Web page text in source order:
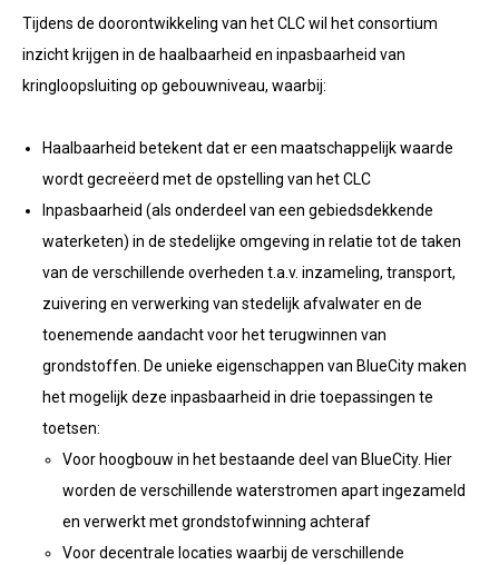
Tijdens de doorontwikkeling van het CLC wil het consortium
inzicht krijgen in de haalbaarheid en inpasbaarheid van
kringloopsluiting op gebouwniveau, waarbij:
Haalbaarheid betekent dat er een maatschappelijk waarde
wordt gecreëerd met de opstelling van het CLC
Inpasbaarheid (als onderdeel van een gebiedsdekkende
waterketen) in de stedelijke omgeving in relatie tot de taken
van de verschillende overheden t.a.v. inzameling, transport,
zuivering en verwerking van stedelijk afvalwater en de
toenemende aandacht voor het terugwinnen van
grondstoffen. De unieke eigenschappen van BlueCity maken
het mogelijk deze inpasbaarheid in drie toepassingen te
toetsen:
Voor hoogbouw in het bestaande deel van BlueCity. Hier
worden de verschillende waterstromen apart ingezameld
en verwerkt met grondstofwinning achteraf
Voor decentrale locaties waarbij de verschillende